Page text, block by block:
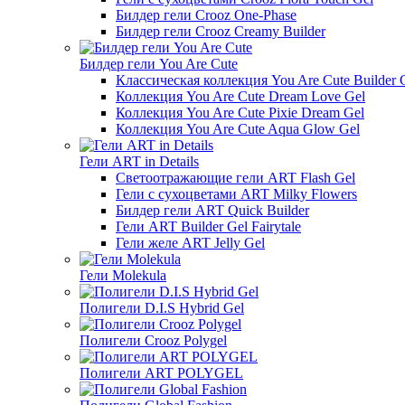
Билдер гели Crooz One-Phase
Билдер гели Crooz Creamy Builder
Билдер гели You Are Cute
Классическая коллекция You Are Cute Builder
Коллекция You Are Cute Dream Love Gel
Коллекция You Are Cute Pixie Dream Gel
Коллекция You Are Cute Aqua Glow Gel
Гели ART in Details
Светоотражающие гели ART Flash Gel
Гели с сухоцветами ART Milky Flowers
Билдер гели ART Quick Builder
Гели ART Builder Gel Fairytale
Гели желе ART Jelly Gel
Гели Molekula
Полигели D.I.S Hybrid Gel
Полигели Crooz Polygel
Полигели ART POLYGEL